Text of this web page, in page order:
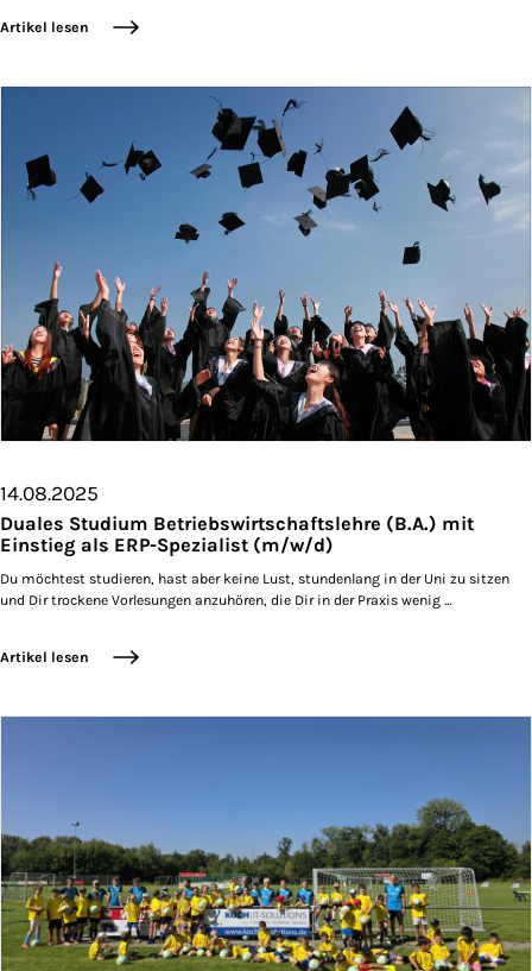
Artikel lesen
14.08.2025
Duales Studium Betriebswirtschaftslehre (B.A.) mit
Einstieg als ERP-Spezialist (m/w/d)
Du möchtest studieren, hast aber keine Lust, stundenlang in der Uni zu sitzen
und Dir trockene Vorlesungen anzuhören, die Dir in der Praxis wenig …
Artikel lesen